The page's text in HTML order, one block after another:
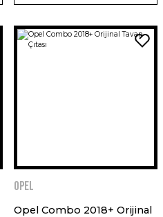
Opel
Opel Combo 2018+ Orijinal